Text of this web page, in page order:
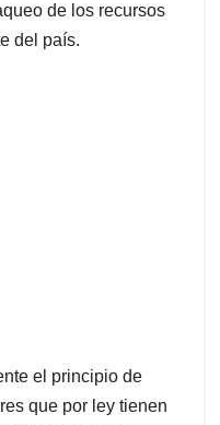
de los recursos
del país.
el principio de
que por ley tienen